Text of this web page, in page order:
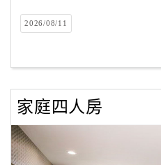
利
訂
房
Q&A
2026/08/11
家庭四人房